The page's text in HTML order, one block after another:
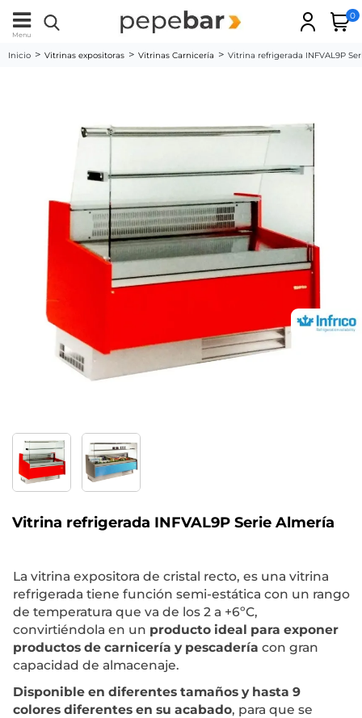
Menu
0
Inicio Vitrinas expositoras Vitrinas Carnicería Vitrina refrigerada INFVAL9P
Vitrina refrigerada INFVAL9P Serie Almería
La vitrina expositora de cristal recto, es una vitrina
refrigerada tiene función semi-estática con un rango
de temperatura que va de los 2 a +6ºC,
convirtiéndola en un producto ideal para exponer
productos de carnicería y pescadería con gran
capacidad de almacenaje.
Disponible en diferentes tamaños y hasta 9
colores diferentes en su acabado, para que se